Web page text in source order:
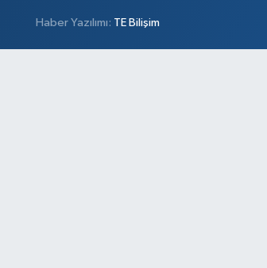
Haber Yazılımı: TE Bilişim